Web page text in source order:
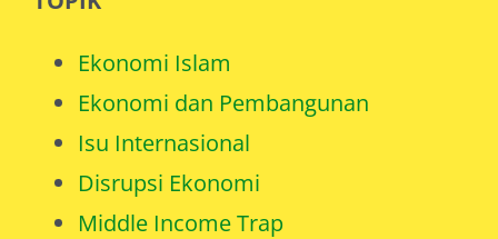
Ekonomi Islam
Ekonomi dan Pembangunan
Isu Internasional
Disrupsi Ekonomi
Middle Income Trap